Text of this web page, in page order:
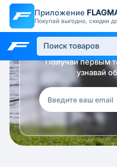
Приложение
Покупай выгодно, скидки
Получай первым
узнавай